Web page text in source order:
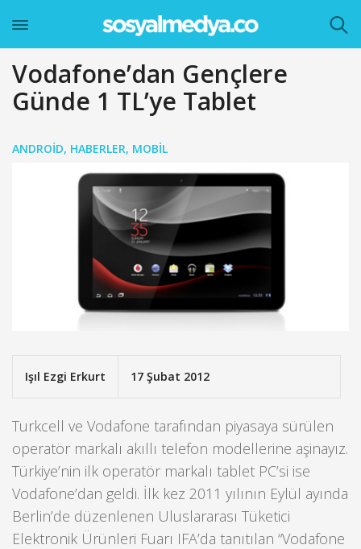
Vodafone’dan Gençlere
Günde 1 TL’ye Tablet
ANDROID, HABERLER, MOBIL
Işıl Ezgi Erkurt 17 Şubat 2012
Turkcell ve Vodafone tarafından piyasaya sürülen
operatör markalı akıllı telefon modellerine aşinayız.
Türkiye’nin ilk operatör markalı tablet PC’si ise
Vodafone’dan geldi. İlk kez 2011 yılının Eylül ayında
Berlin’de düzenlenen Uluslararası Tüketici
Elektronik Ürünleri Fuarı IFA’da tanıtılan “Vodafone